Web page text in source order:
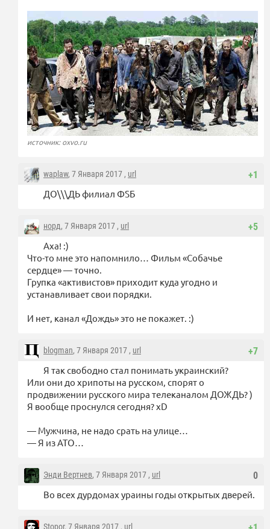
источник: oxvo.ru
+1
waplaw, 7 Января 2017 , url
ДО\\\ДЬ филиал ФSБ
+5
норд, 7 Января 2017 , url
Аха! :)
Что-то мне это напомнило… Фильм «Собачье
сердце» — точно.
Групка «активистов» приходит куда угодно и
устанавливает свои порядки.
И нет, канал «Дождь» это не покажет. :)
+7
blogman, 7 Января 2017 , url
Я так свободно стал понимать украинский?
Или они до хрипоты на русском, спорят о
продвижении русского мира телеканалом ДОЖДЬ? )
Я вообще проснулся сегодня? xD
— Мужчина, не надо срать на улице…
— Я из АТО…
0
Энди Вертнев, 7 Января 2017 , url
Во всех дурдомах ураины годы открытых дверей.
Stopor, 7 Января 2017 , url